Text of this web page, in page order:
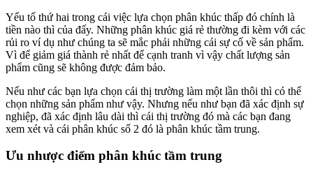
Yếu tố thứ hai trong cái việc lựa chọn phân khúc thấp đó chính là
tiền nào thì của đấy. Những phân khúc giá rẻ thường đi kèm với các
rủi ro ví dụ như chúng ta sẽ mắc phải những cái sự cố về sản phẩm.
Vì để giảm giá thành rẻ nhất để cạnh tranh vì vậy chất lượng sản
phẩm cũng sẽ không được đảm bảo.
Nếu như các bạn lựa chọn cái thị trường làm một lần thôi thì có thể
chọn những sản phẩm như vậy. Nhưng nếu như bạn đã xác định sự
nghiệp, đã xác định lâu dài thì cái thị trường đó mà các bạn đang
xem xét và cái phân khúc số 2 đó là phân khúc tầm trung.
Ưu nhược điểm phân khúc tầm trung